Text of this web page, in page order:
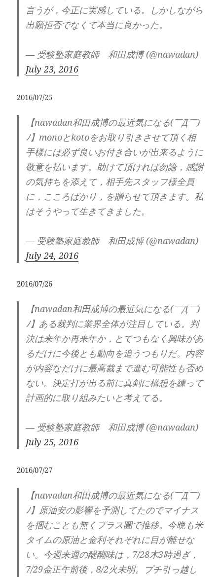
言うが，今正に実感している。しかしながら
出願拒否でなくて本当に良かった。
— 受験塾家庭教師 和田成博 (@nawadan)
July 23, 2016
2016/07/25
【nawadan和田成博の最近気になる(￣Д￣)
ﾉ】monoとkotoをお取り引きさせて頂く相
手様には必ず良いお付き合いが出来るように
敬意を払います。助けて頂ければ勿論，感謝
の気持ちを添えて，相手先スタッフ様全員
に，こころばかり，を贈らせて頂きます。私
はそうやって生きてきました。
— 受験塾家庭教師 和田成博 (@nawadan)
July 24, 2016
2016/07/26
【nawadan和田成博の最近気になる(￣Д￣)
ﾉ】ある裁判に業界全体が注目している。判
決は来年か再来年か，とてつもなく興味があ
るだけに今後とも動向を追うつもりだ。内容
が内容なだけに最高裁まで進む可能性も否め
ない。決定打が出る前に真剣に構想を練って
計画的に取り組みたいと考えてる。
— 受験塾家庭教師 和田成博 (@nawadan)
July 25, 2016
2016/07/27
【nawadan和田成博の最近気になる(￣Д￣)
ﾉ】原油安の影響を予測してたのでマイナス
を掴むことも無くプラス圏で推移。今晩も米
タイムの原油と金利それぞれに目が離せな
い。今週来週の醍醐味は，7/28木3時過ぎ，
7/29金正午前後，8/2火未明。プチ引っ越し